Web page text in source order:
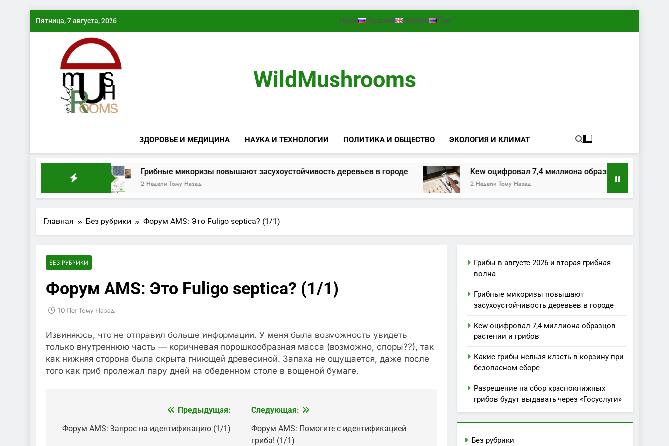
содержимому
Пятница, 7 августа, 2026 Home Русский English ไทย
WildMushrooms
ЗДОРОВЬЕ И МЕДИЦИНА НАУКА И ТЕХНОЛОГИИ ПОЛИТИКА И ОБЩЕСТВО ЭКОЛОГИЯ И КЛИМАТ
Грибные микоризы повышают засухоустойчивость деревьев в городе
2 Недели Тому Назад
Kew оцифровал 7,4 миллиона образцов растений и
2 Недели Тому Назад
Главная Без рубрики Форум AMS: Это Fuligo septica? (1/1)
БЕЗ РУБРИКИ
Форум AMS: Это Fuligo septica? (1/1)
10 Лет Тому Назад
Извиняюсь, что не отправил больше информации. У меня была возможность увидеть
только внутреннюю часть — коричневая порошкообразная масса (возможно, споры??), так
как нижняя сторона была скрыта гниющей древесиной. Запаха не ощущается, даже после
того как гриб пролежал пару дней на обеденном столе в вощеной бумаге.
по
Предыдущая:
Форум AMS: Запрос на идентификацию (1/1)
Следующая:
Форум AMS: Помогите с идентификацией
гриба! (1/1)
Грибы в августе 2026 и вторая грибная
волна
Грибные микоризы повышают
засухоустойчивость деревьев в городе
Kew оцифровал 7,4 миллиона образцов
растений и грибов
Какие грибы нельзя класть в корзину при
безопасном сборе
Разрешение на сбор краснокнижных
грибов будут выдавать через «Госуслуги»
Без рубрики